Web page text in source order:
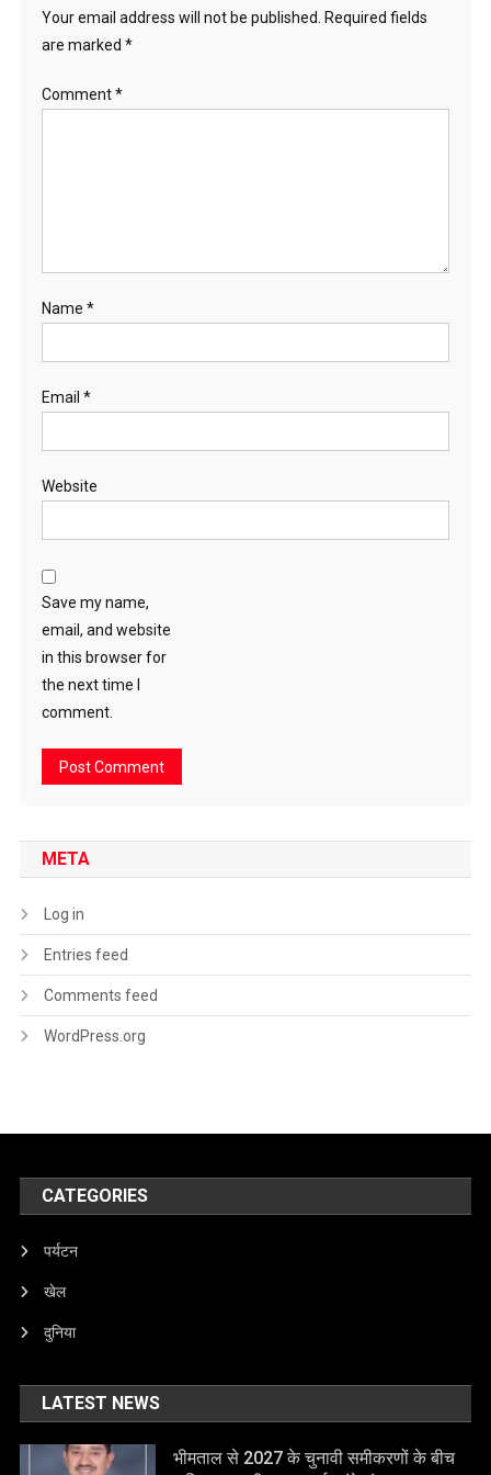
Your email address will not be published.
Required fields
are marked *
Comment*
Name *
Email *
Website
Save my name,
email, and website
in this browser for
the next time I
comment.
META
Log in
Entries feed
Comments feed
WordPress.org
CATEGORIES
पर्यटन
खेल
दुनिया
LATEST NEWS
भीमताल से 2027 के चुनावी समीकरणों के बीच